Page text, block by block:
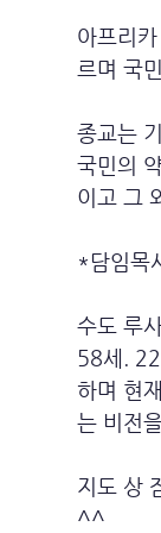
아프리
르며 국
종교는
국민의
이고 그
*담임목
수도 루
58세.
하며 현
는 비전
지도 상
^^